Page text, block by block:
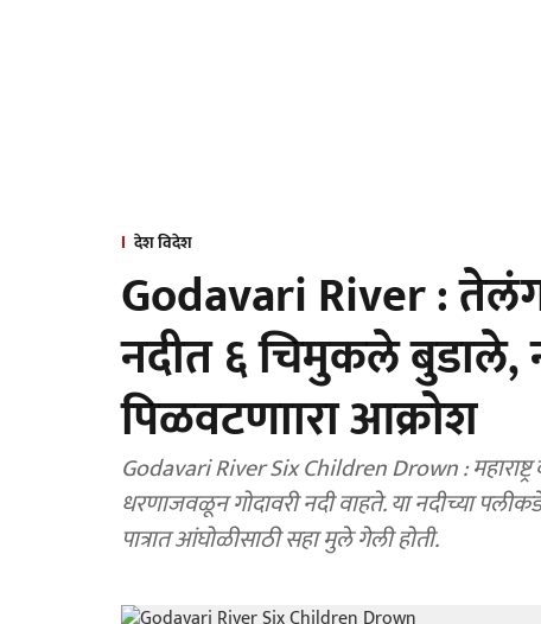
देश विदेश
Godavari River :
नदीत ६ चिमुकले बुडाले,
पिळवटणाारा आक्रोश
Godavari River Six Children Drown : महाराष्ट्र
धरणाजवळून गोदावरी नदी वाहते. या नदीच्या
पात्रात आंघोळीसाठी सहा मुले गेली होती.